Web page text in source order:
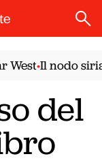
•Il nodo
del